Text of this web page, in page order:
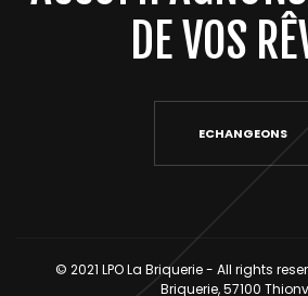
DE VOS
ECHANGEONS
© 2021 LPO La Briquerie - All rights
Briquerie, 57100